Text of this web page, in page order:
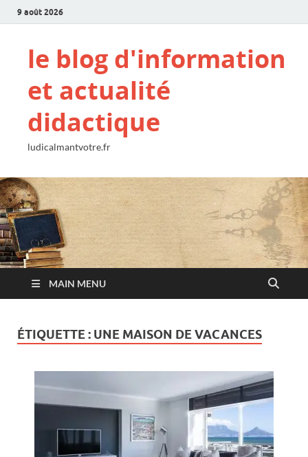
9 août 2026
le blog d'information
et actualité
didactique
ludicalmantvotre.fr
MAIN MENU
ÉTIQUETTE : UNE MAISON DE VACANCES